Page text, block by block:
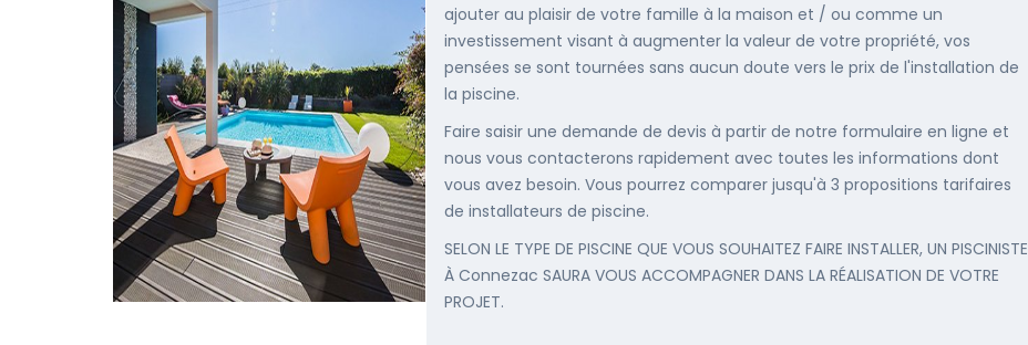
ajouter au plaisir de votre famille à la maison et / ou comme un
investissement visant à augmenter la valeur de votre propriété, vos
pensées se sont tournées sans aucun doute vers le prix de l'installation de
la piscine.
Faire saisir une demande de devis à partir de notre formulaire en ligne et
nous vous contacterons rapidement avec toutes les informations dont
vous avez besoin. Vous pourrez comparer jusqu'à 3 propositions tarifaires
de installateurs de piscine.
SELON LE TYPE DE PISCINE QUE VOUS SOUHAITEZ FAIRE INSTALLER, UN PISCINISTE
À Connezac SAURA VOUS ACCOMPAGNER DANS LA RÉALISATION DE VOTRE
PROJET.